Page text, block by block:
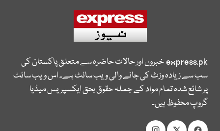
express.pkخبروں اور حالات حاضرہ سے متعلق پاکستان کی
سب سے زیادہ وزٹ کی جانے والی ویب سائٹ ہے۔ اس ویب سائٹ
پر شائع شدہ تمام مواد کے جملہ حقوق بحق ایکسپریس میڈیا
گروپ محفوظ ہیں۔